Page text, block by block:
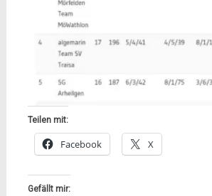
Teilen mit:
Facebook X
Gefällt mir: